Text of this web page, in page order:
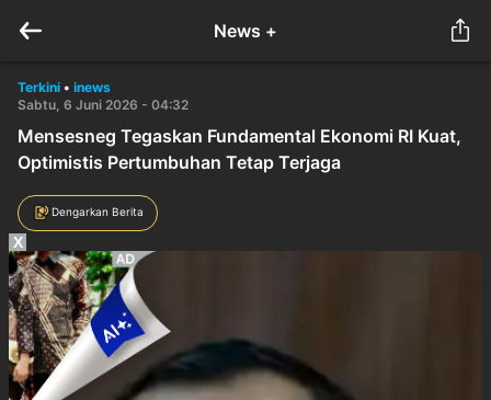
News +
Terkini • inews
Sabtu, 6 Juni 2026 - 04:32
Mensesneg Tegaskan Fundamental Ekonomi RI Kuat,
Optimistis Pertumbuhan Tetap Terjaga
Dengarkan Berita
X